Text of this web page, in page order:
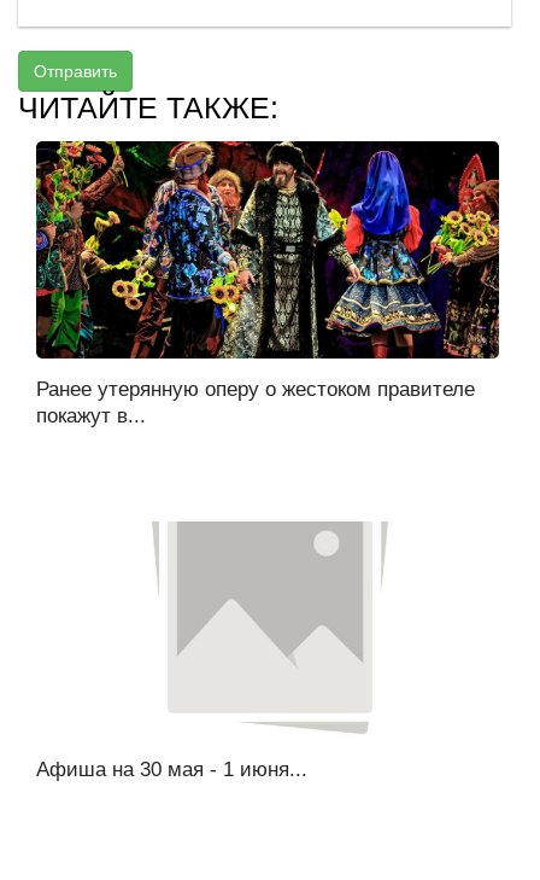
Отправить
ЧИТАЙТЕ ТАКЖЕ:
Ранее утерянную оперу о жестоком правителе
покажут в...
Афиша на 30 мая - 1 июня...